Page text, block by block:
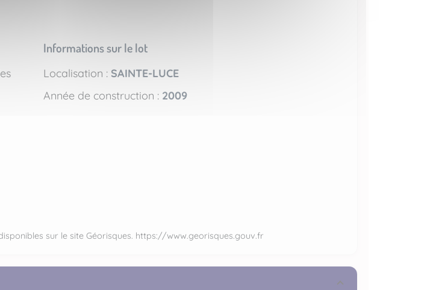
Informations sur le lot
Localisation : SAINTE-LUCE
Année de construction : 2009
sur le site Géorisques. https://www.georisques.gouv.fr